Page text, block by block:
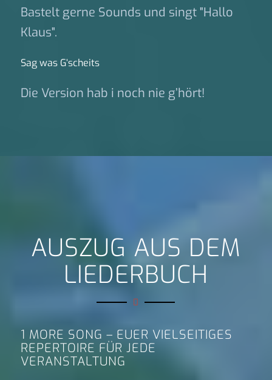
Bastelt gerne Sounds und singt "Hallo
Klaus".
Sag was G‘scheits
Die Version hab i noch nie g’hört!
AUSZUG AUS DEM
LIEDERBUCH
1 MORE SONG – EUER VIELSEITIGES
REPERTOIRE FÜR JEDE
VERANSTALTUNG